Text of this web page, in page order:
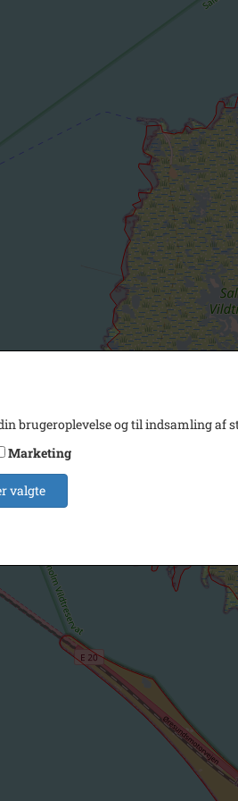
brugeroplevelse og til indsamling af
Marketing
valgte